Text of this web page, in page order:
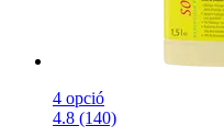
4 opció
4.8 (140)